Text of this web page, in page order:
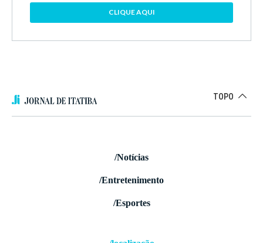
CLIQUE AQUI
TOPO
/Notícias
/Entretenimento
/Esportes